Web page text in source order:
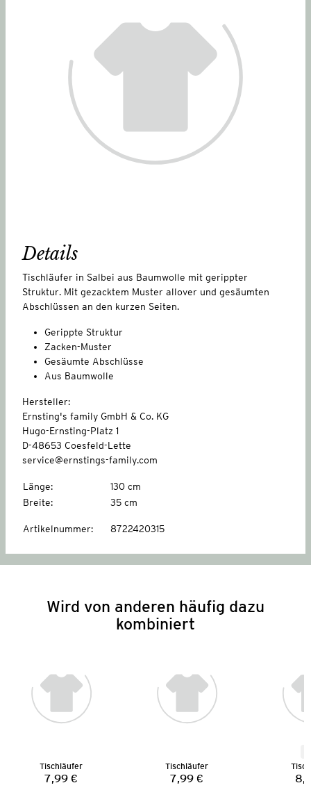
Details
Tischläufer in Salbei aus Baumwolle mit gerippter
Struktur. Mit gezacktem Muster allover und gesäumten
Abschlüssen an den kurzen Seiten.
Gerippte Struktur
Zacken-Muster
Gesäumte Abschlüsse
Aus Baumwolle
Hersteller:
Ernsting's family GmbH & Co. KG
Hugo-Ernsting-Platz 1
D-48653 Coesfeld-Lette
service@ernstings-family.com
Länge:
130 cm
Breite: 35 cm
Artikelnummer: 8722420315
Wird von anderen häufig dazu
kombiniert
Tischläufer
Preis:
7,99 €
Tischläufer
Preis:
7,99 €